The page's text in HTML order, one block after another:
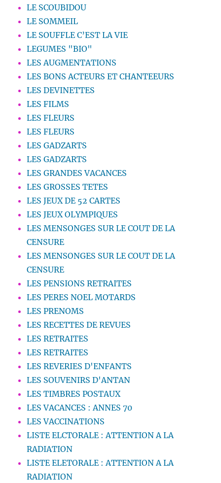
LE SCOUBIDOU
LE SOMMEIL
LE SOUFFLE C’EST LA VIE
LEGUMES "BIO"
LES AUGMENTATIONS
LES BONS ACTEURS ET CHANTEEURS
LES DEVINETTES
LES FILMS
LES FLEURS
LES FLEURS
LES GADZARTS
LES GADZARTS
LES GRANDES VACANCES
LES GROSSES TETES
LES JEUX DE 52 CARTES
LES JEUX OLYMPIQUES
LES MENSONGES SUR LE COUT DE LA
CENSURE
LES MENSONGES SUR LE COUT DE LA
CENSURE
LES PENSIONS RETRAITES
LES PERES NOEL MOTARDS
LES PRENOMS
LES RECETTES DE REVUES
LES RETRAITES
LES RETRAITES
LES REVERIES D'ENFANTS
LES SOUVENIRS D'ANTAN
LES TIMBRES POSTAUX
LES VACANCES : ANNES 70
LES VACCINATIONS
LISTE ELCTORALE : ATTENTION A LA
RADIATION
LISTE ELETORALE : ATTENTION A LA
RADIATION